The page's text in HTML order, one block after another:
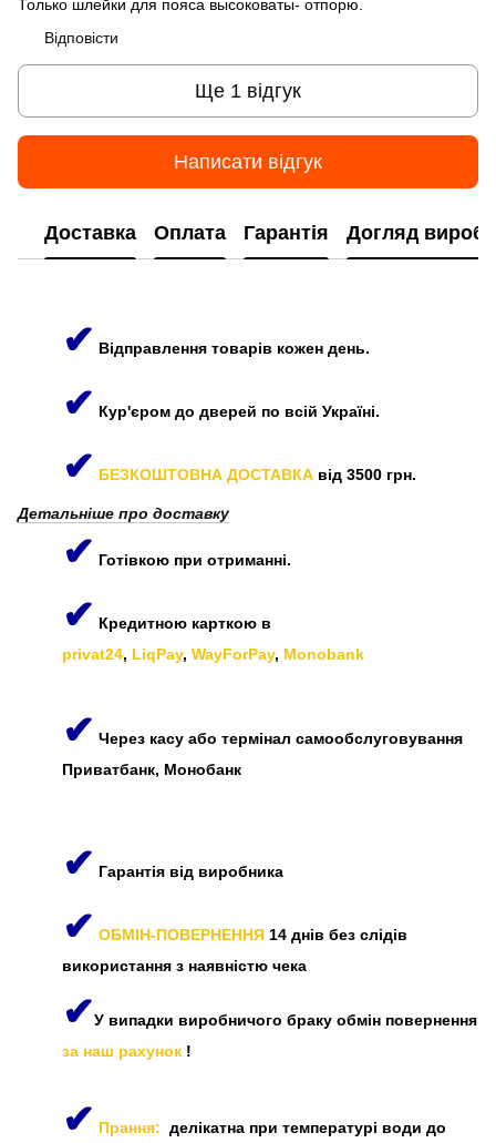
Только шлейки для пояса высоковаты- отпорю.
Відповісти
Ще 1 відгук
Написати відгук
Доставка Оплата Гарантія Догляд
✔ Відправлення товарів кожен день.
✔ Кур'єром до дверей по всій Україні.
✔ БЕЗКОШТОВНА ДОСТАВКА від 3500 грн.
Детальніше про доставку
✔ Готівкою при отриманні.
✔ Кредитною карткою в
privat24, LiqPay, WayForPay, Monobank
✔ Через касу або термінал самообслуговування
Приватбанк, Монобанк
✔ Гарантія від виробника
✔ ОБМІН-ПОВЕРНЕННЯ 14 днів без слідів
використання з наявністю чека
✔У випадки виробничого браку обмін повернення
за наш рахунок !
✔ Прання: делікатна при температурі води до